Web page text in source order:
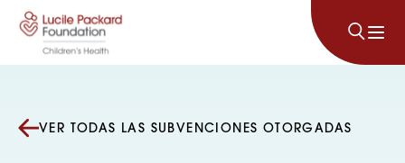
Saltar al contenido
VER TODAS LAS SUBVENCIONES OTORGADAS